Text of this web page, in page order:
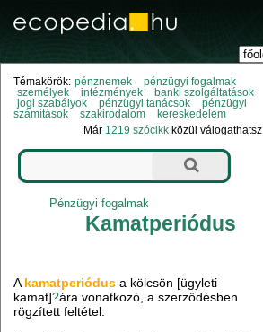
Témakörök: pénznemek
pénzügyi fogalmak
személyek
intézmények
banki szolgáltatások
jogi szabályok
pénzügyi tanácsok
pénzügyi
számítások
szakirodalom
kereskedelem
Már 1219 szócikk közül válogathatsz.
Pénzügyi fogalmak
Kamatperiódus
A kamatperiódus a kölcsön [ügyleti
kamat]?ára vonatkozó, a szerződésben
rögzített feltétel.